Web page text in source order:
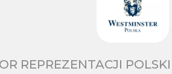
REPREZENTACJI